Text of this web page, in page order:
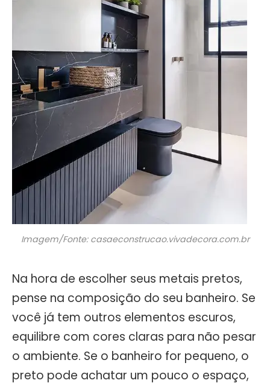
Imagem/Fonte: casaeconstrucao.vivadecora.com.br
Na hora de escolher seus metais pretos,
pense na composição do seu banheiro. Se
você já tem outros elementos escuros,
equilibre com cores claras para não pesar
o ambiente. Se o banheiro for pequeno, o
preto pode achatar um pouco o espaço,